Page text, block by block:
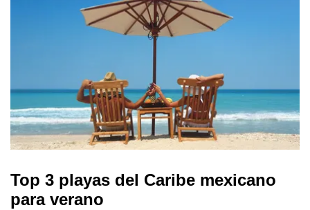
Top 3 playas del Caribe mexicano
para verano